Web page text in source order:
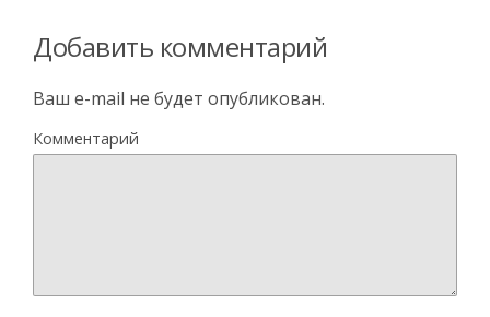
Добавить комментарий
Ваш e-mail не будет опубликован.
Комментарий